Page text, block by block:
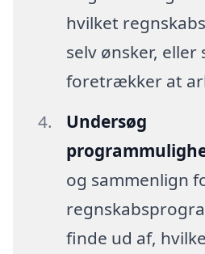
hvilket
selv ønsker, eller
foretrækker at
Undersøg
og sammenlign
finde ud af,